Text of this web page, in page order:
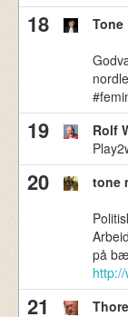
18
19 Rolf
20 tone
på
21